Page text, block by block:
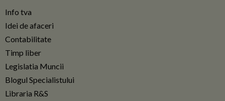
Info tva
Idei de afaceri
Contabilitate
Timp liber
Legislatia Muncii
Blogul Specialistului
Libraria R&S